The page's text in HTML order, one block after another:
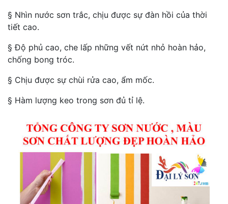
§ Nhìn nước sơn trắc, chịu được sự đàn hồi của thời
tiết cao.
§ Độ phủ cao, che lấp những vết nứt nhỏ hoàn hảo,
chống bong tróc.
§ Chịu được sự chùi rửa cao, ẩm mốc.
§ Hàm lượng keo trong sơn đủ tỉ lệ.